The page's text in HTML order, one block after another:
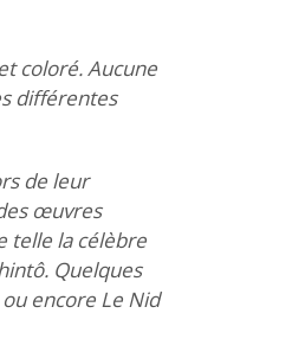
coloré. Aucune
différentes
de leur
œuvres
telle la célèbre
Quelques
encore Le Nid